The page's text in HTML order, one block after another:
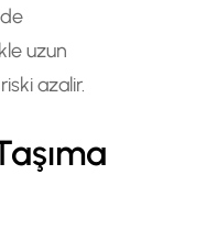
uzun
azalir.